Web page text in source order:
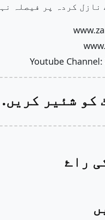
نازل کردہ پر فیصلہ
Youtube
کو شئیر کریں.
راۓ